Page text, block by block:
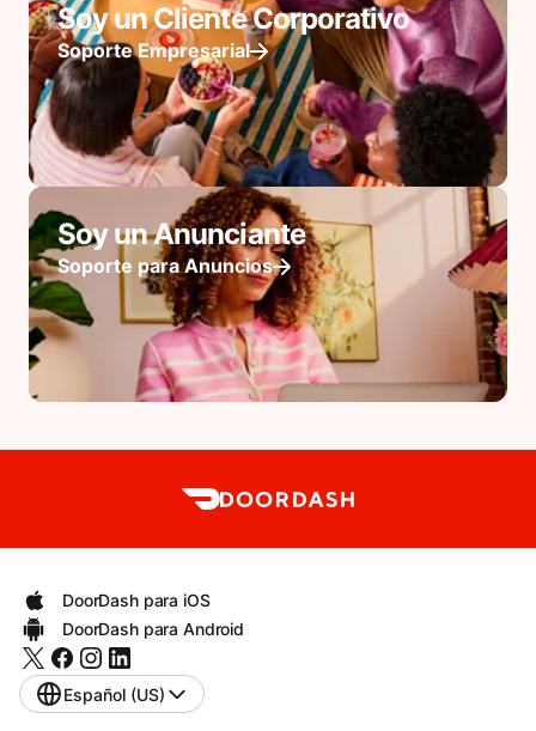
Soy un Cliente Corporativo
Soporte Empresarial
Soy un Anunciante
Soporte para Anuncios
DoorDash para iOS
DoorDash para Android
Español (US)